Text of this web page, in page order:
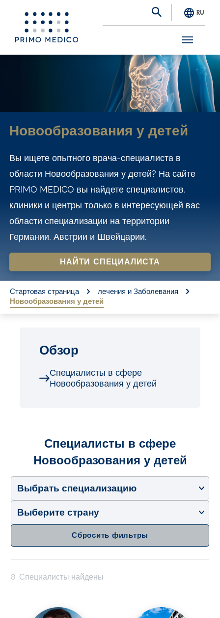
S
RU
Новообразования у детей
Вы ищете опытного врача-специалиста в
области Новообразования у детей? На сайте
PRIMO MEDICO вы найдете специалистов,
клиники и центры только в интересующей вас
области специализации на территории
Германии, Австрии и Швейцарии.
НАЙТИ СПЕЦИАЛИСТА
You are here:
Стартовая страница
лечения и Заболевания
Новообразования у детей
Обзор
Специалисты в сфере
Новообразования у детей
Специалисты в сфере
Новообразования у детей
Выбрать специализацию
Выберите страну
Сбросить фильтры
8 Специалисты найдены